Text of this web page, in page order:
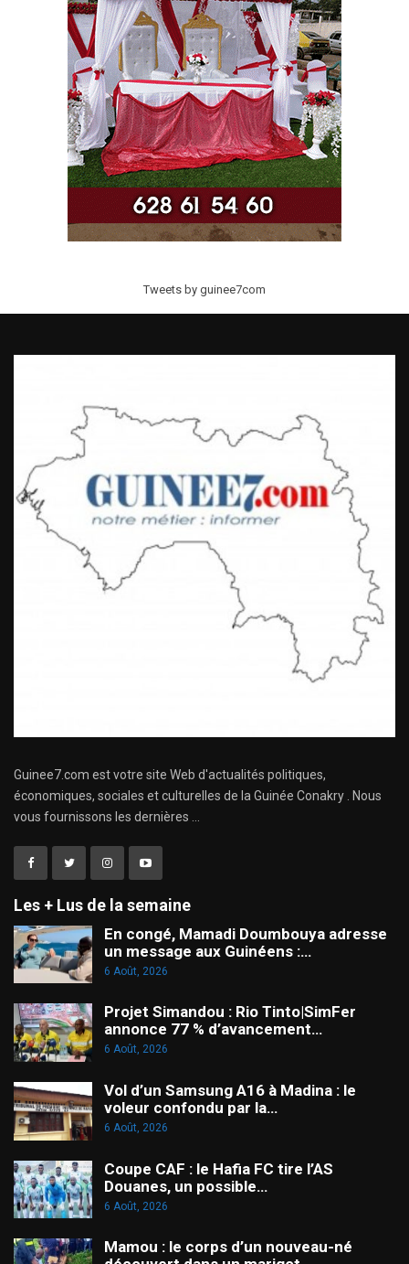
Tweets by guinee7com
Guinee7.com est votre site Web d'actualités politiques,
économiques, sociales et culturelles de la Guinée Conakry . Nous
vous fournissons les dernières ...
Les + Lus de la semaine
En congé, Mamadi Doumbouya adresse
un message aux Guinéens :…
6 Août, 2026
Projet Simandou : Rio Tinto|SimFer
annonce 77 % d’avancement…
6 Août, 2026
Vol d’un Samsung A16 à Madina : le
voleur confondu par la…
6 Août, 2026
Coupe CAF : le Hafia FC tire l’AS
Douanes, un possible…
6 Août, 2026
Mamou : le corps d’un nouveau-né